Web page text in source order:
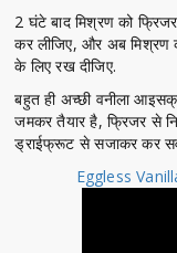
2 घंटे बाद मिश्रण को
कर लीजिए, और अब
के लिए रख दीजिए.
बहुत ही अच्छी वनीला
जमकर तैयार है, फ्रिजर से
ड्राईफ्रूट से सजाकर कर
Eggless